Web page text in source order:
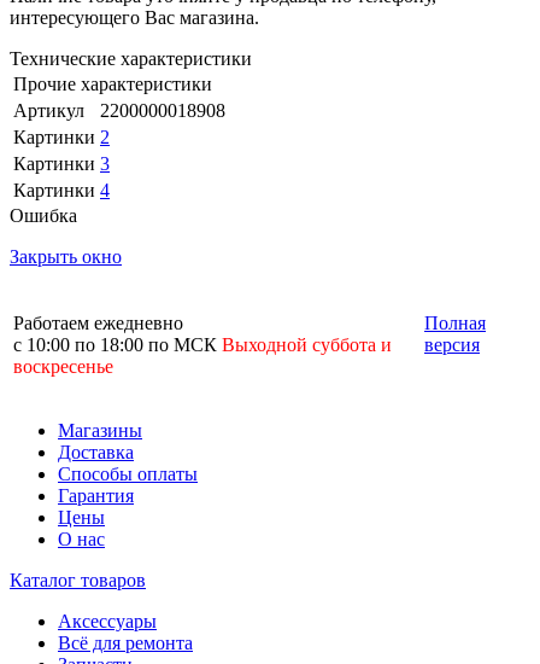
интересующего Вас магазина.
Технические характеристики
Прочие характеристики
Артикул
2200000018908
Картинки 2
Картинки 3
Картинки 4
Ошибка
Закрыть окно
Работаем ежедневно
с 10:00 по 18:00 по МСК Выходной суббота и
воскресенье
Полная
версия
Магазины
Доставка
Способы оплаты
Гарантия
Цены
О нас
Каталог товаров
Аксессуары
Всё для ремонта